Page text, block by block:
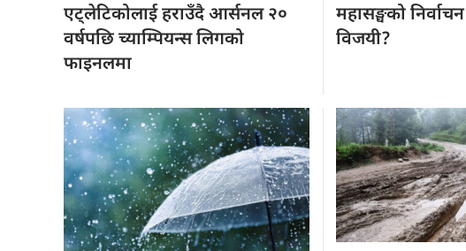
एट्लेटिकोलाई हराउँदैआर्सनल २०
वर्षपछि च्याम्पियन्स लिगको
फाइनलमा
महासङ्घको निर्वाचन
विजयी?